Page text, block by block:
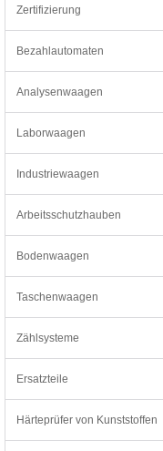
Zertifizierung
Bezahlautomaten
Analysenwaagen
Laborwaagen
Industriewaagen
Arbeitsschutzhauben
Bodenwaagen
Taschenwaagen
Zählsysteme
Ersatzteile
Härteprüfer von Kunststoffen